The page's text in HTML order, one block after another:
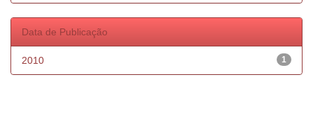
Data de Publicação
1
2010